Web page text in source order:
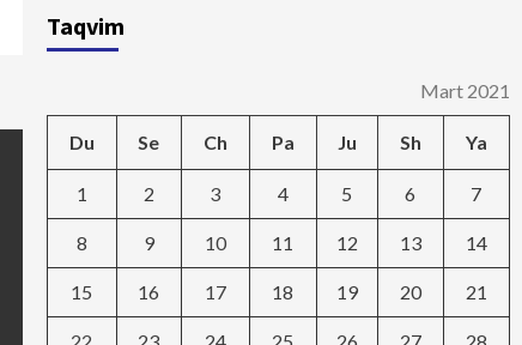
Taqvim
Mart 2021
Du Se Ch Pa Ju Sh Ya
1 2 3 4 5 6 7
8 9 10 11 12 13 14
15 16 17 18 19 20 21